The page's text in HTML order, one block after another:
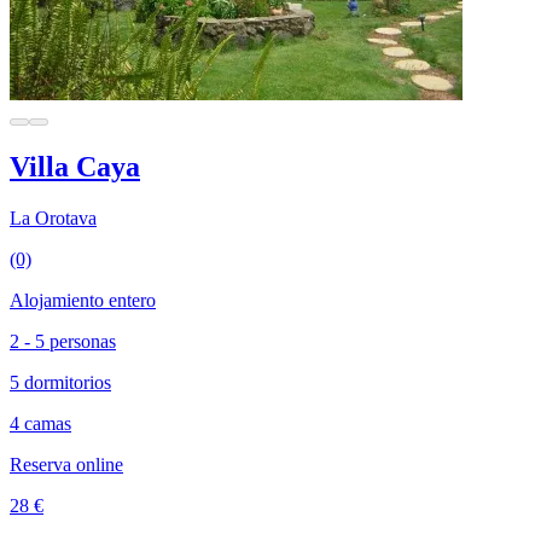
Villa Caya
La Orotava
(0)
Alojamiento entero
2 - 5 personas
5 dormitorios
4 camas
Reserva online
28 €